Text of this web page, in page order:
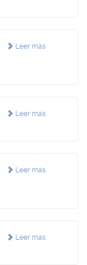
Leer más
Leer más
Leer más
Leer más